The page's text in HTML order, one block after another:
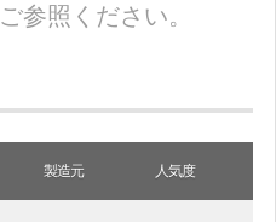
参照ください。
製造元 人気度